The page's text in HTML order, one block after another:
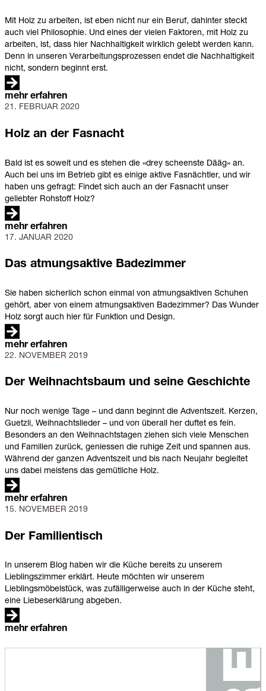
Mit Holz zu arbeiten, ist eben nicht nur ein Beruf, dahinter steckt
auch viel Philosophie. Und eines der vielen Faktoren, mit Holz zu
arbeiten, ist, dass hier Nachhaltigkeit wirklich gelebt werden kann.
Denn in unseren Verarbeitungsprozessen endet die Nachhaltigkeit
nicht, sondern beginnt erst.
mehr erfahren
Holz
der
21. FEBRUAR 2020
Holz an der Fasnacht
Bald ist es soweit und es stehen die «drey scheenste Dääg» an.
Auch bei uns im Betrieb gibt es einige aktive Fasnächtler, und wir
haben uns gefragt: Findet sich auch an der Fasnacht unser
geliebter Rohstoff Holz?
mehr erfahren
Das
Badezimmer
17. JANUAR 2020
Das atmungsaktive Badezimmer
Sie haben sicherlich schon einmal von atmungsaktiven Schuhen
gehört, aber von einem atmungsaktiven Badezimmer? Das Wunder
Holz sorgt auch hier für Funktion und Design.
mehr erfahren
Der
und
22. NOVEMBER 2019
Der Weihnachtsbaum und seine Geschichte
Nur noch wenige Tage – und dann beginnt die Adventszeit. Kerzen,
Guetzli, Weihnachtslieder – und von überall her duftet es fein.
Besonders an den Weihnachtstagen ziehen sich viele Menschen
und Familien zurück, geniessen die ruhige Zeit und spannen aus.
Während der ganzen Adventszeit und bis nach Neujahr begleitet
uns dabei meistens das gemütliche Holz.
mehr erfahren
Der
15. NOVEMBER 2019
Der Familientisch
In unserem Blog haben wir die Küche bereits zu unserem
Lieblingszimmer erklärt. Heute möchten wir unserem
Lieblingsmöbelstück, was zufälligerweise auch in der Küche steht,
eine Liebeserklärung abgeben.
mehr erfahren